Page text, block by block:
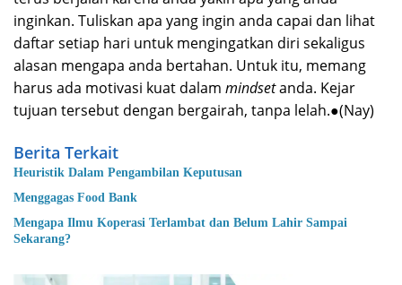
inginkan. Tuliskan apa yang ingin anda capai dan lihat
daftar setiap hari untuk mengingatkan diri sekaligus
alasan mengapa anda bertahan. Untuk itu, memang
harus ada motivasi kuat dalam mindsetanda. Kejar
tujuan tersebut dengan bergairah, tanpa lelah.●(Nay)
Berita Terkait
Heuristik Dalam Pengambilan Keputusan
Menggagas Food Bank
Mengapa Ilmu Koperasi Terlambat dan Belum Lahir Sampai
Sekarang?